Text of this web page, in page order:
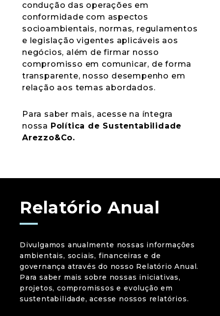
condução das operações em
conformidade com aspectos
socioambientais, normas, regulamentos
e legislação vigentes aplicáveis aos
negócios, além de firmar nosso
compromisso em comunicar, de forma
transparente, nosso desempenho em
relação aos temas abordados.
Para saber mais, acesse na íntegra
nossa Política de Sustentabilidade
Arezzo&Co.
Relatório Anual
Divulgamos anualmente nossas informações
ambientais, sociais, financeiras e de
governança através do nosso Relatório Anual.
Para saber mais sobre nossas iniciativas,
projetos, compromissos e evolução em
sustentabilidade, acesse nossos relatórios.